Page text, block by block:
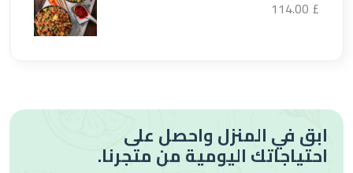
£ 114.00
ابق في المنزل واحصل على
احتياجاتك اليومية من متجرنا.